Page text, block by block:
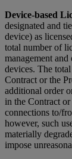
Device-based
designated and
device) as
total number of
management
devices. The
Contract or the
additional order
in the Contract
connections to/
however, such
materially
impose